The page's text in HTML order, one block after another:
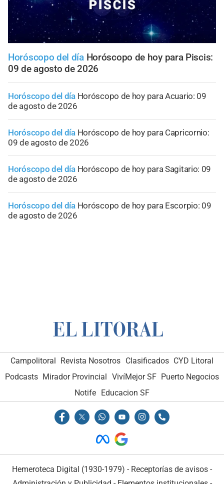
Horóscopo del día Horóscopo de hoy para Piscis:
09 de agosto de 2026
Horóscopo del día Horóscopo de hoy para Acuario: 09
de agosto de 2026
Horóscopo del día Horóscopo de hoy para Capricornio:
09 de agosto de 2026
Horóscopo del día Horóscopo de hoy para Sagitario: 09
de agosto de 2026
Horóscopo del día Horóscopo de hoy para Escorpio: 09
de agosto de 2026
Campolitoral Revista Nosotros Clasificados CYD Litoral
Podcasts Mirador Provincial VivíMejor SF Puerto Negocios
Notife Educacion SF
Hemeroteca Digital (1930-1979) - Receptorías de avisos -